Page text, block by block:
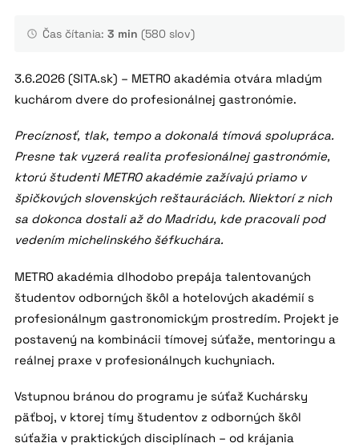
Čas čítania: 3 min (580 slov)
3.6.2026 (SITA.sk) – METRO akadémia otvára mladým
kuchárom dvere do profesionálnej gastronómie.
Precíznosť, tlak, tempo a dokonalá tímová spolupráca.
Presne tak vyzerá realita profesionálnej gastronómie,
ktorú študenti METRO akadémie zažívajú priamo v
špičkových slovenských reštauráciách. Niektorí z nich
sa dokonca dostali až do Madridu, kde pracovali pod
vedením michelinského šéfkuchára.
METRO akadémia dlhodobo prepája talentovaných
študentov odborných škôl a hotelových akadémií s
profesionálnym gastronomickým prostredím. Projekt je
postavený na kombinácii tímovej súťaže, mentoringu a
reálnej praxe v profesionálnych kuchyniach.
Vstupnou bránou do programu je súťaž Kuchársky
päťboj, v ktorej tímy študentov z odborných škôl
súťažia v praktických disciplínach – od krájania